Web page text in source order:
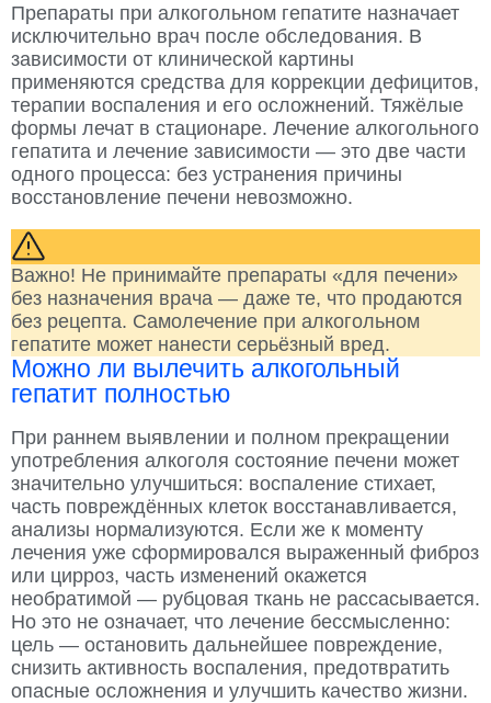
Препараты при алкогольном гепатите назначает
исключительно врач после обследования. В
зависимости от клинической картины
применяются средства для коррекции дефицитов,
терапии воспаления и его осложнений. Тяжёлые
формы лечат в стационаре. Лечение алкогольного
гепатита и лечение зависимости — это две части
одного процесса: без устранения причины
восстановление печени невозможно.
Важно! Не принимайте препараты «для печени»
без назначения врача — даже те, что продаются
без рецепта. Самолечение при алкогольном
гепатите может нанести серьёзный вред.
Можно ли вылечить алкогольный
гепатит полностью
При раннем выявлении и полном прекращении
употребления алкоголя состояние печени может
значительно улучшиться: воспаление стихает,
часть повреждённых клеток восстанавливается,
анализы нормализуются. Если же к моменту
лечения уже сформировался выраженный фиброз
или цирроз, часть изменений окажется
необратимой — рубцовая ткань не рассасывается.
Но это не означает, что лечение бессмысленно:
цель — остановить дальнейшее повреждение,
снизить активность воспаления, предотвратить
опасные осложнения и улучшить качество жизни.